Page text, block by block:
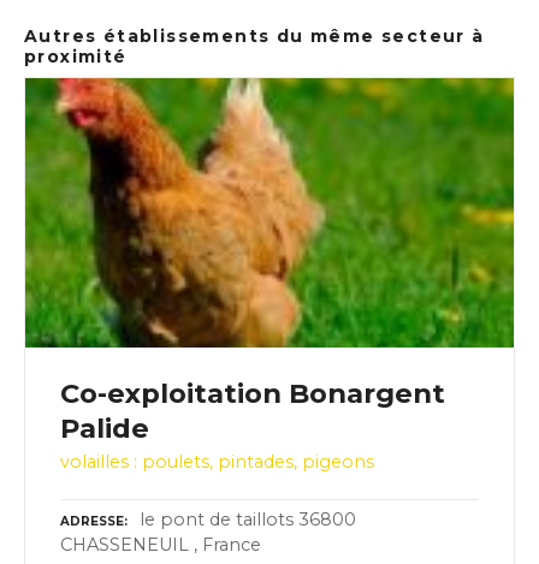
Autres établissements du même secteur à
proximité
Co-exploitation Bonargent
Palide
volailles : poulets, pintades, pigeons
ADRESSE
le pont de taillots 36800
CHASSENEUIL , France